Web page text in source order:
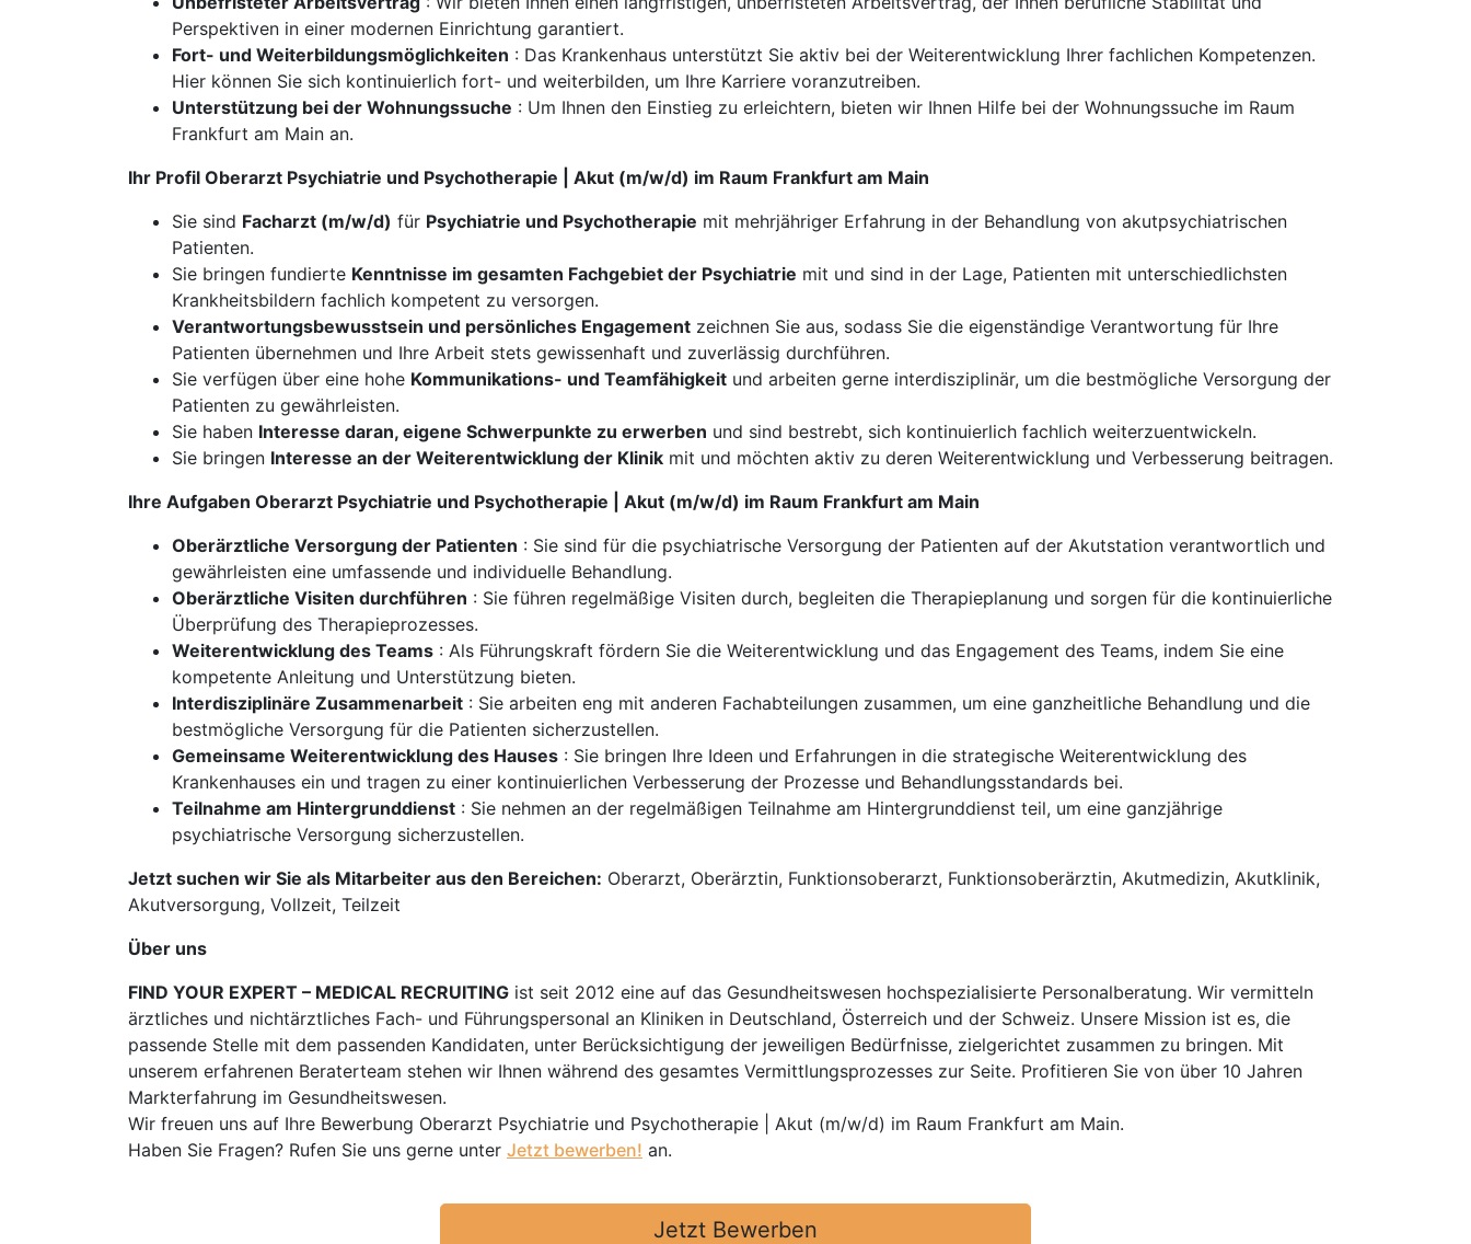
Perspektiven in einer modernen Einrichtung garantiert.
Fort- und Weiterbildungsmöglichkeiten : Das Krankenhaus unterstützt Sie aktiv bei der Weiterentwicklung Ihrer fachlichen Kompetenzen.
Hier können Sie sich kontinuierlich fort- und weiterbilden, um Ihre Karriere voranzutreiben.
Unterstützung bei der Wohnungssuche : Um Ihnen den Einstieg zu erleichtern, bieten wir Ihnen Hilfe bei der Wohnungssuche im Raum
Frankfurt am Main an.
Ihr Profil Oberarzt Psychiatrie und Psychotherapie | Akut (m/w/d) im Raum Frankfurt am Main
Sie sind Facharzt (m/w/d) für Psychiatrie und Psychotherapie mit mehrjähriger Erfahrung in der Behandlung von akutpsychiatrischen
Patienten.
Sie bringen fundierte Kenntnisse im gesamten Fachgebiet der Psychiatrie mit und sind in der Lage, Patienten mit unterschiedlichsten
Krankheitsbildern fachlich kompetent zu versorgen.
Verantwortungsbewusstsein und persönliches Engagement zeichnen Sie aus, sodass Sie die eigenständige Verantwortung für Ihre
Patienten übernehmen und Ihre Arbeit stets gewissenhaft und zuverlässig durchführen.
Sie verfügen über eine hohe Kommunikations- und Teamfähigkeit und arbeiten gerne interdisziplinär, um die bestmögliche Versorgung der
Patienten zu gewährleisten.
Sie haben Interesse daran, eigene Schwerpunkte zu erwerben und sind bestrebt, sich kontinuierlich fachlich weiterzuentwickeln.
Sie bringen Interesse an der Weiterentwicklung der Klinik mit und möchten aktiv zu deren Weiterentwicklung und Verbesserung beitragen.
Ihre Aufgaben Oberarzt Psychiatrie und Psychotherapie | Akut (m/w/d) im Raum Frankfurt am Main
Oberärztliche Versorgung der Patienten : Sie sind für die psychiatrische Versorgung der Patienten auf der Akutstation verantwortlich und
gewährleisten eine umfassende und individuelle Behandlung.
Oberärztliche Visiten durchführen : Sie führen regelmäßige Visiten durch, begleiten die Therapieplanung und sorgen für die kontinuierliche
Überprüfung des Therapieprozesses.
Weiterentwicklung des Teams : Als Führungskraft fördern Sie die Weiterentwicklung und das Engagement des Teams, indem Sie eine
kompetente Anleitung und Unterstützung bieten.
Interdisziplinäre Zusammenarbeit : Sie arbeiten eng mit anderen Fachabteilungen zusammen, um eine ganzheitliche Behandlung und die
bestmögliche Versorgung für die Patienten sicherzustellen.
Gemeinsame Weiterentwicklung des Hauses : Sie bringen Ihre Ideen und Erfahrungen in die strategische Weiterentwicklung des
Krankenhauses ein und tragen zu einer kontinuierlichen Verbesserung der Prozesse und Behandlungsstandards bei.
Teilnahme am Hintergrunddienst : Sie nehmen an der regelmäßigen Teilnahme am Hintergrunddienst teil, um eine ganzjährige
psychiatrische Versorgung sicherzustellen.
Jetzt suchen wir Sie als Mitarbeiter aus den Bereichen: Oberarzt, Oberärztin, Funktionsoberarzt, Funktionsoberärztin, Akutmedizin, Akutklinik,
Akutversorgung, Vollzeit, Teilzeit
Über uns
FIND YOUR EXPERT – MEDICAL RECRUITING ist seit 2012 eine auf das Gesundheitswesen hochspezialisierte Personalberatung. Wir vermitteln
ärztliches und nichtärztliches Fach- und Führungspersonal an Kliniken in Deutschland, Österreich und der Schweiz. Unsere Mission ist es, die
passende Stelle mit dem passenden Kandidaten, unter Berücksichtigung der jeweiligen Bedürfnisse, zielgerichtet zusammen zu bringen. Mit
unserem erfahrenen Beraterteam stehen wir Ihnen während des gesamtes Vermittlungsprozesses zur Seite. Profitieren Sie von über 10 Jahren
Markterfahrung im Gesundheitswesen.
Wir freuen uns auf Ihre Bewerbung Oberarzt Psychiatrie und Psychotherapie | Akut (m/w/d) im Raum Frankfurt am Main.
Haben Sie Fragen? Rufen Sie uns gerne unter Jetzt bewerben! an.
Jetzt Bewerben